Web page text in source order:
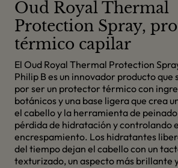
Oud Royal Thermal
Protection Spray,
térmico capilar
El Oud Royal Thermal Protection
Philip B es un innovador producto que
por ser un protector térmico con
botánicos y una base ligera que crea
el cabello y la herramienta de
pérdida de hidratación y controlando
encrespamiento. Los hidratantes
del tiempo dejan el cabello con un
texturizado, un aspecto más brillante